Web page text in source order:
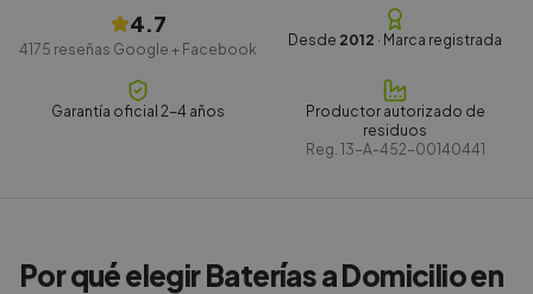
4.7
4175 reseñas Google + Facebook
Desde 2012 · Marca registrada
Garantía oficial 2-4 años
Productor autorizado de
residuos
Reg. 13-A-452-00140441
Por qué elegir Baterías a Domicilio en